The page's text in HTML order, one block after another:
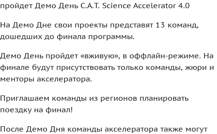
пройдет Демо День C.A.T. Science Accelerator 4.0
На Демо Дне свои проекты представят 13 команд,
дошедших до финала программы.
Демо День пройдет «вживую», в оффлайн-режиме. На
финале будут присутствовать только команды, жюри и
менторы акселератора.
Приглашаем команды из регионов планировать
поездку на финал!
После Демо Дня команды акселератора также могут